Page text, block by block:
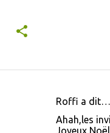
Roffi a dit…
Ahah,les
Joyeux